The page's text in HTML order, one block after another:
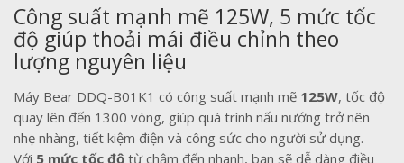
Công suất mạnh mẽ 125W, 5 mức tốc
độ giúp thoải mái điều chỉnh theo
lượng nguyên liệu
Máy Bear DDQ-B01K1 có công suất mạnh mẽ 125W, tốc độ
quay lên đến 1300 vòng, giúp quá trình nấu nướng trở nên
nhẹ nhàng, tiết kiệm điện và công sức cho người sử dụng.
Với 5 mức tốc độ từ chậm đến nhanh, bạn sẽ dễ dàng điều